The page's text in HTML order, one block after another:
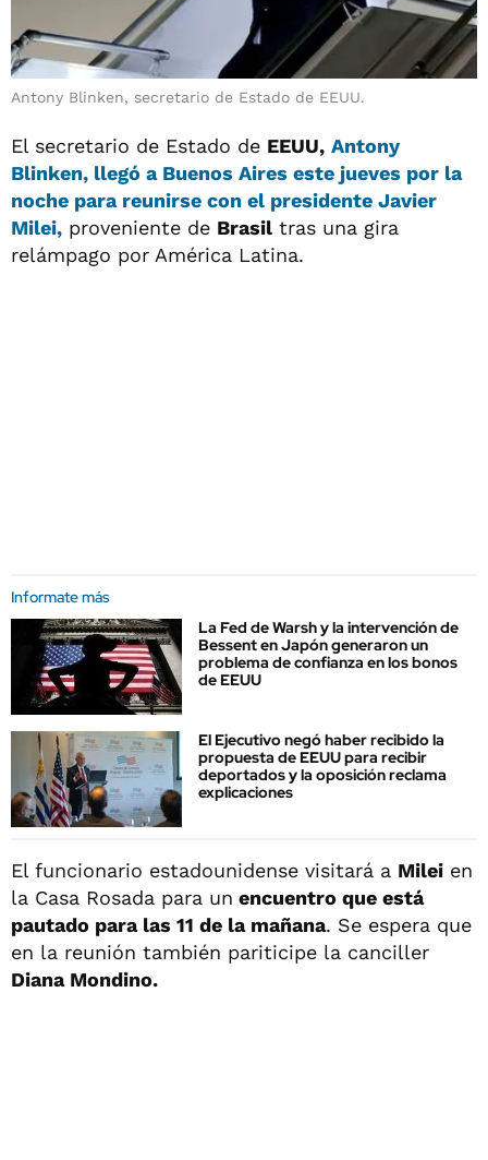
Antony Blinken, secretario de Estado de EEUU.
El secretario de Estado de EEUU, Antony
Blinken, llegó a Buenos Aires este jueves por la
noche para reunirse con el presidente Javier
Milei, proveniente de Brasil tras una gira
relámpago por América Latina.
Informate más
La Fed de Warsh y la intervención de
Bessent en Japón generaron un
problema de confianza en los bonos
de EEUU
El Ejecutivo negó haber recibido la
propuesta de EEUU para recibir
deportados y la oposición reclama
explicaciones
El funcionario estadounidense visitará a Milei en
la Casa Rosada para un encuentro que está
pautado para las 11 de la mañana. Se espera que
en la reunión también pariticipe la canciller
Diana Mondino.